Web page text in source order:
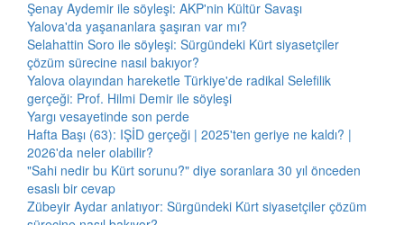
Şenay Aydemir ile söyleşi: AKP'nin Kültür Savaşı
Yalova'da yaşananlara şaşıran var mı?
Selahattin Soro ile söyleşi: Sürgündeki Kürt siyasetçiler
çözüm sürecine nasıl bakıyor?
Yalova olayından hareketle Türkiye'de radikal Selefilik
gerçeği: Prof. Hilmi Demir ile söyleşi
Yargı vesayetinde son perde
Hafta Başı (63): IŞİD gerçeği | 2025'ten geriye ne kaldı? |
2026'da neler olabilir?
"Sahi nedir bu Kürt sorunu?" diye soranlara 30 yıl önceden
esaslı bir cevap
Zübeyir Aydar anlatıyor: Sürgündeki Kürt siyasetçiler çözüm